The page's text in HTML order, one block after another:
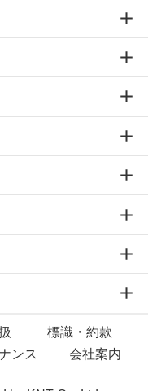
標識・約款
ンス 会社案内